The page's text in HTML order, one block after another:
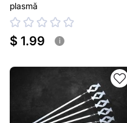
plasmă
$ 1.99 i